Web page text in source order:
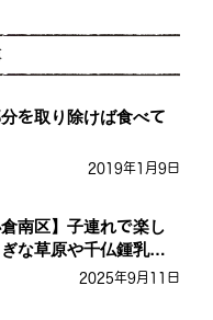
を取り除けば食べて
2019年1月9日
倉南区】子連れで楽し
な草原や千仏鍾乳洞
2025年9月11日